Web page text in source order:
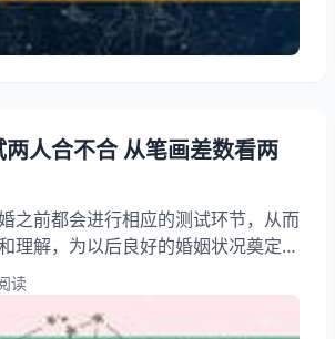
亲密的，1的差总是与你在一起
人合不合 从笔画差数看两
之前都会进行相应的测试环节，从而
理解，为以后良好的婚姻状况奠定基
方一个良好的保障，从而选择是否进
应该怎样从名字婚姻测试两人合不合
如何从笔画差数看两人缘分呢？大家
读